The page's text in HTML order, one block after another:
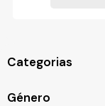
Categorias
Género